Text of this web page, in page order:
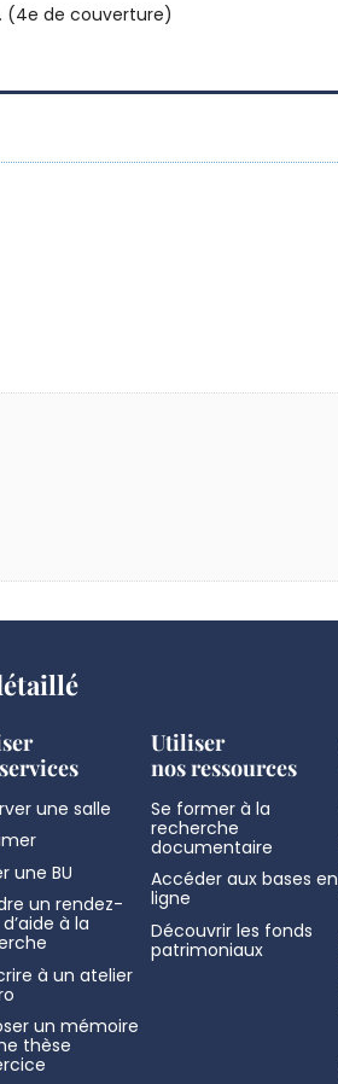
(4e de couverture)
une salle
une BU
un rendez-
à la
à un atelier
un mémoire
thèse
Utiliser
nos ressources
Se former à la
recherche
documentaire
Accéder aux bases en
ligne
Découvrir les fonds
patrimoniaux